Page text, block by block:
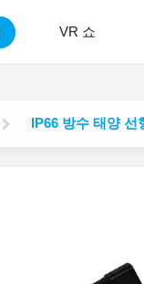
VR 쇼
IP66 방수 태양 선